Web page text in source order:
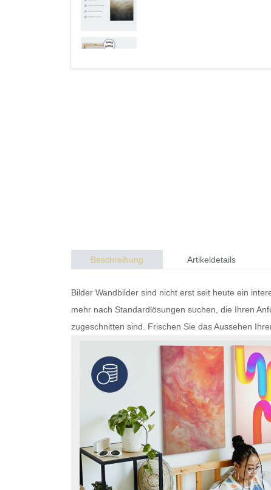
Beschreibung Artikeldetails
Bilder Wandbilder sind nicht erst seit heute ein
mehr nach Standardlösungen suchen, die Ihren
zugeschnitten sind. Frischen Sie das Aussehen